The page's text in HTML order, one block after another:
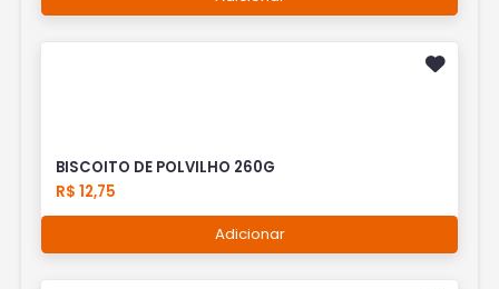
BISCOITO DE POLVILHO 260G
R$ 12,75
Adicionar